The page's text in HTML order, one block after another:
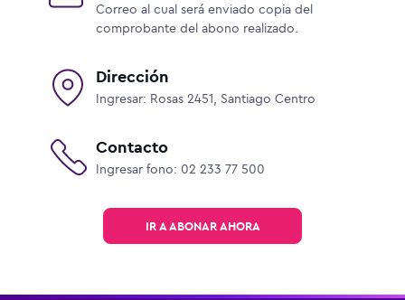
Correo al cual será enviado copia del
comprobante del abono realizado.
Dirección
Ingresar: Rosas 2451, Santiago Centro
Contacto
Ingresar fono: 02 233 77 500
IR A ABONAR AHORA